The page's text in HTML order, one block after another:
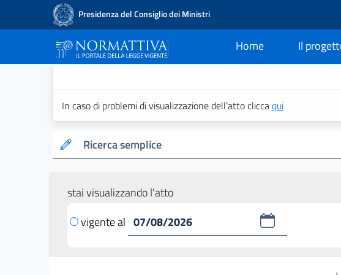
Presidenza del Consiglio dei Ministri
Home
current Il
In caso di problemi di visualizzazione dell’atto cliccaqui
Ricerca semplice
stai visualizzando l'atto
vigente al